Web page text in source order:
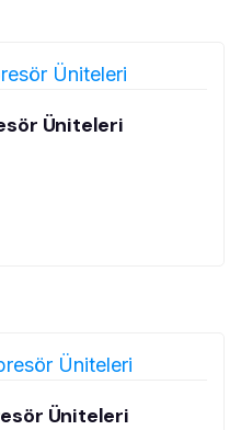
Üniteleri
Üniteleri